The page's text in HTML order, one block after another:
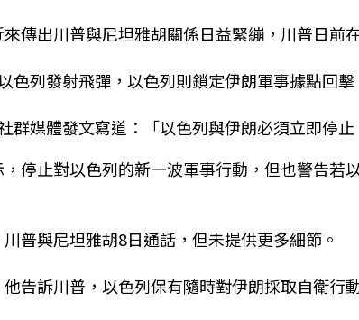
傳出川普與尼坦雅胡關係日益緊繃，川普日前
色列發射飛彈，以色列則鎖定伊朗軍事據點回
群媒體發文寫道：「以色列與伊朗必須立即停止
停止對以色列的新一波軍事行動，但也警告若
普與尼坦雅胡8日通話，但未提供更多細節。
告訴川普，以色列保有隨時對伊朗採取自衛行